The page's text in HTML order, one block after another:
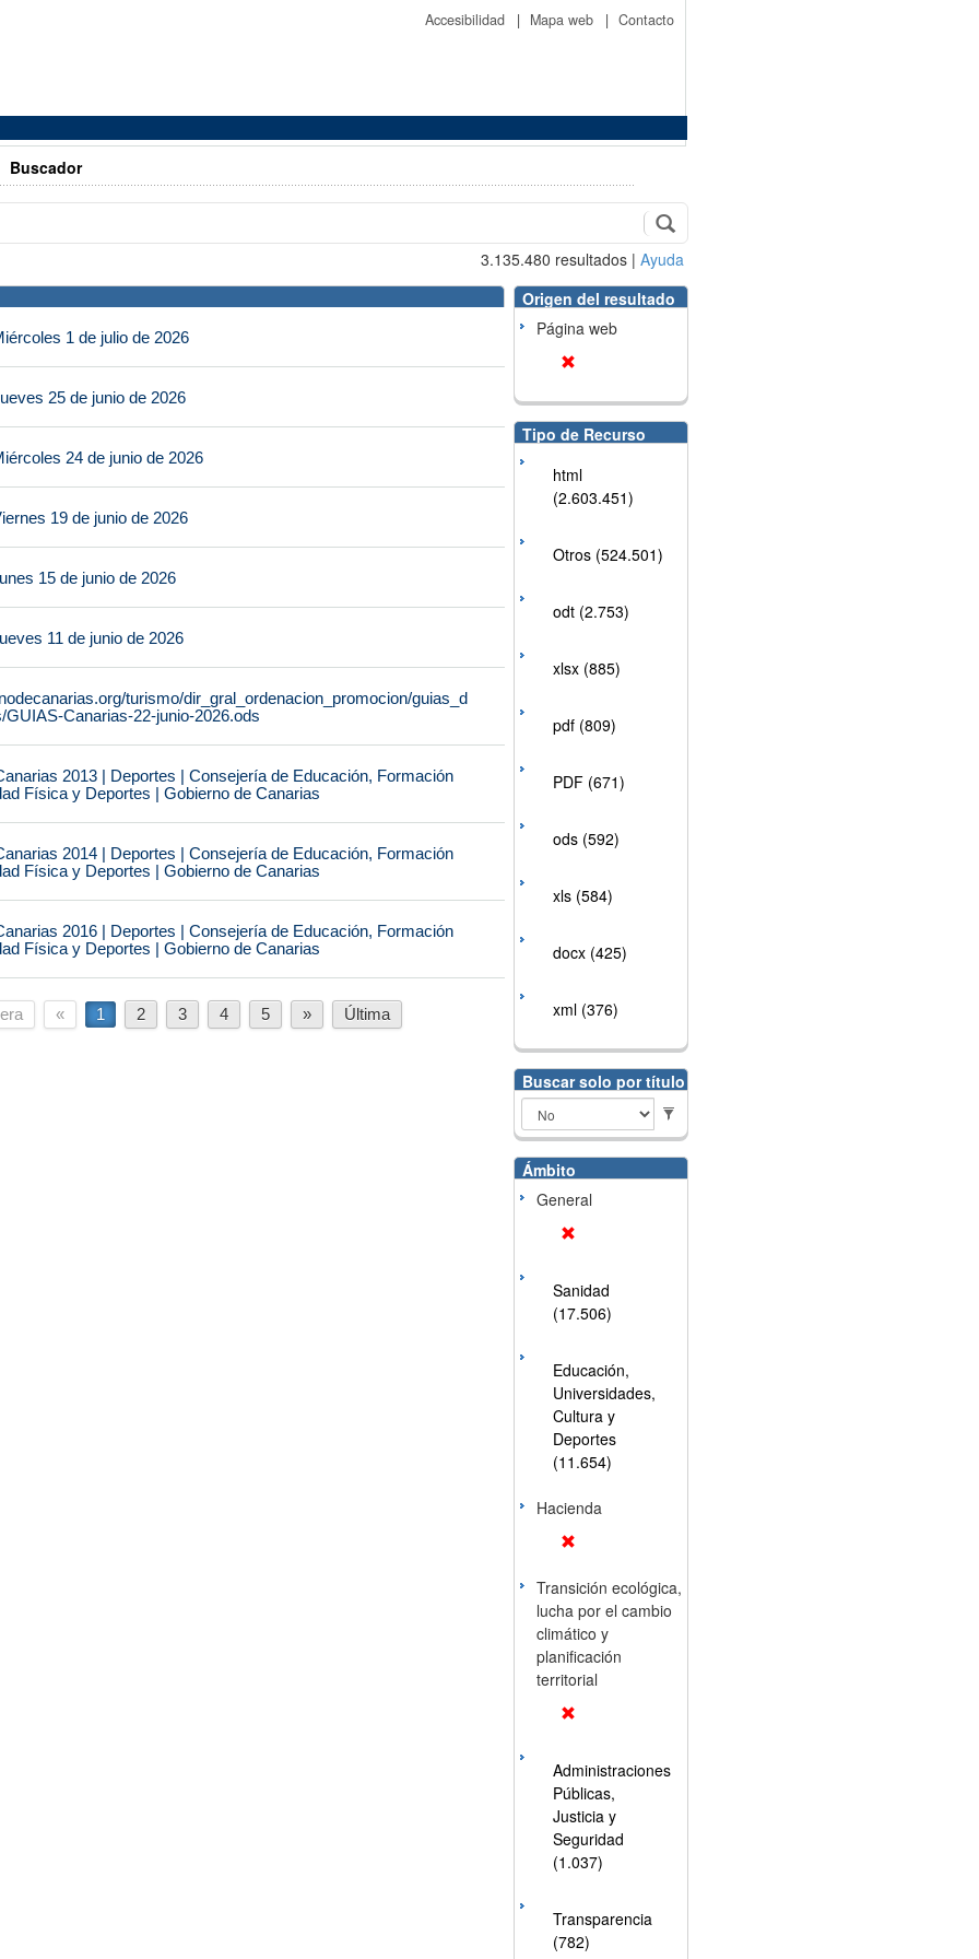
Accesibilidad | Mapa web | Contacto
Buscador
3.135.480 resultados | Ayuda
1 de julio de 2026
25 de junio de 2026
24 de junio de 2026
19 de junio de 2026
15 de junio de 2026
11 de junio de 2026
turismo/dir_gral_ordenacion_promocion/guias_d
Canarias-22-junio-2026.ods
2013 | Deportes | Consejería de Educación, Formación
Física y Deportes | Gobierno de Canarias
2014 | Deportes | Consejería de Educación, Formación
Física y Deportes | Gobierno de Canarias
2016 | Deportes | Consejería de Educación, Formación
Física y Deportes | Gobierno de Canarias
« 1 2 3 4 5 » Última
Origen del resultado
Página web
Tipo de Recurso
html
(2.603.451)
Otros (524.501)
odt (2.753)
xlsx (885)
pdf (809)
PDF (671)
ods (592)
xls (584)
docx (425)
xml (376)
Buscar solo por título
Ámbito
General
Sanidad
(17.506)
Educación,
Universidades,
Cultura y
Deportes
(11.654)
Hacienda
Transición ecológica,
lucha por el cambio
climático y
planificación
territorial
Administraciones
Públicas,
Justicia y
Seguridad
(1.037)
Transparencia
(782)